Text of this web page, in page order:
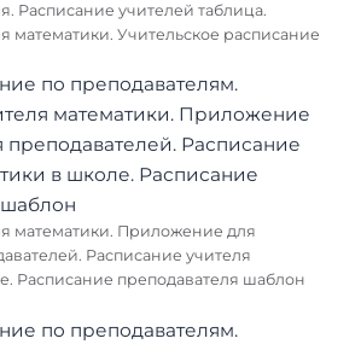
Расписание учителей таблица.
математики. Учительское расписание
математики. Приложение для
Расписание учителя
Расписание преподавателя шаблон